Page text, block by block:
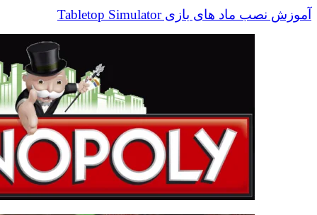
آموزش نصب ماد های بازی Tabletop Simulator